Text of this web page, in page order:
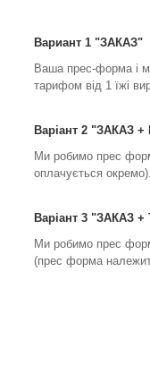
Вариант 1 "ЗАКАЗ"
Ваша прес-форма і
тарифом від 1 їжі
Варіант 2 "ЗАКАЗ
Ми робимо прес
оплачується окремо).
Варіант 3 "ЗАКАЗ
Ми робимо прес
(прес форма